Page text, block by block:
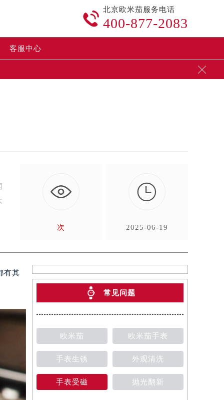

北京欧米茄服务电话
400-877-2083
客服中心

次

2025-06-19
有其
常见问题
欧米茄 欧米茄手表
手表生锈 外观清洗
手表受磁 抛光翻新